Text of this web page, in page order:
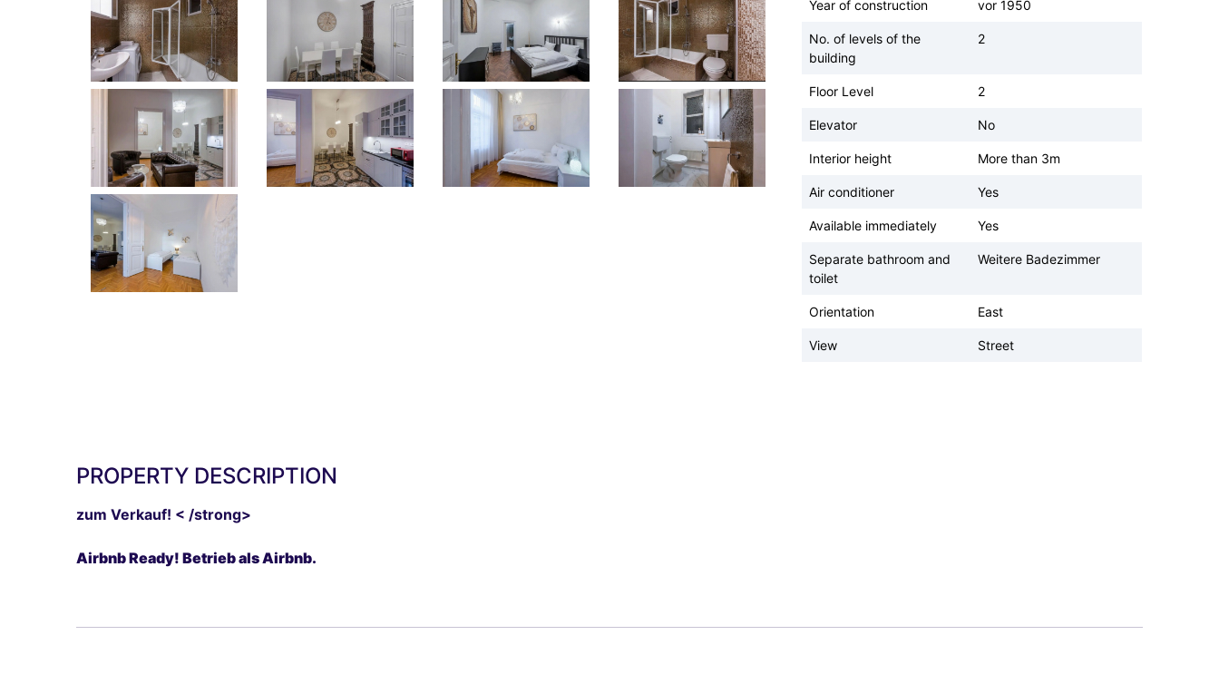
Year of construction vor 1950
No. of levels of the
building
2
Floor Level 2
Elevator No
Interior height More than 3m
Air conditioner Yes
Available immediately Yes
Separate bathroom and
toilet
Weitere Badezimmer
Orientation East
View Street
PROPERTY DESCRIPTION
zum Verkauf! < /strong>
Airbnb Ready! Betrieb als Airbnb.